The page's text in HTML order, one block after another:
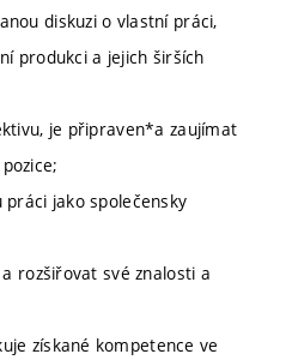
diskuzi o vlastní práci,
produkci a jejich širších
je připraven*a zaujímat
jako společensky
rozšiřovat své znalosti a
získané kompetence ve